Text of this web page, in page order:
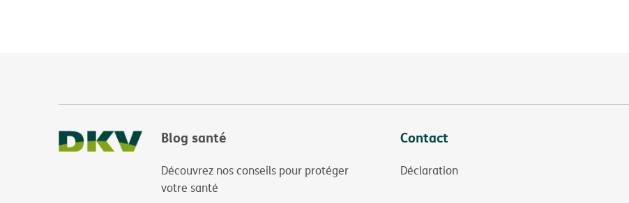
Blog santé
Découvrez nos conseils pour protéger
votre santé
Contact
Déclaration